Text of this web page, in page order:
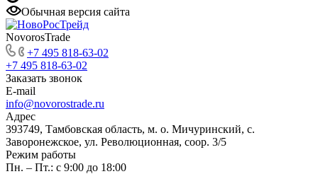
Обычная версия сайта
NovorosTrade
+7 495 818-63-02
+7 495 818-63-02
Заказать звонок
E-mail
info@novorostrade.ru
Адрес
393749, Тамбовская область, м. о. Мичуринский, с.
Заворонежское, ул. Революционная, соор. 3/5
Режим работы
Пн. – Пт.: с 9:00 до 18:00